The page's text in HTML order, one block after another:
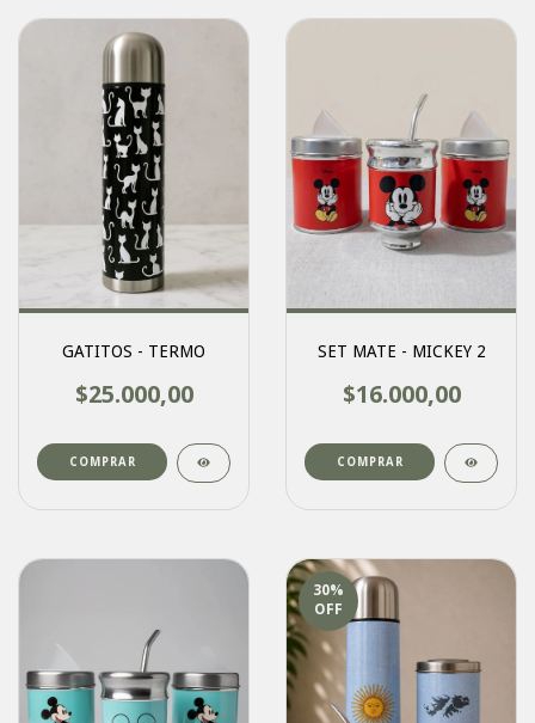
GATITOS - TERMO
$25.000,00
COMPRAR
SET MATE - MICKEY 2
$16.000,00
30%
OFF